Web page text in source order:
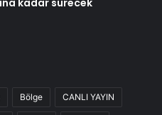
kadar sürecek
Bölge CANLI YAYIN